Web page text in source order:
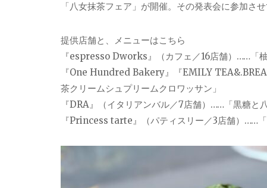
「八女抹茶フェア」が開催。その発表会に参加させ
提供店舗と、メニューはこちら
『espresso Dworks』（カフェ／16店舗）……「
『One Hundred Bakery』『EMILY
茶クリームシュプリームクロワッサン」
『DRA』（イタリアンバル／7店舗）……「黒糖と
『Princess tarte』（パティスリー／3店舗）……「